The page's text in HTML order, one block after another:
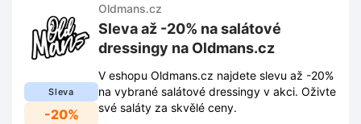
Sleva
-20%
Oldmans.cz
Sleva až -20% na salátové
dressingy na Oldmans.cz
V eshopu Oldmans.cz najdete slevu až -20%
na vybrané salátové dressingy v akci. Oživte
své saláty za skvělé ceny.